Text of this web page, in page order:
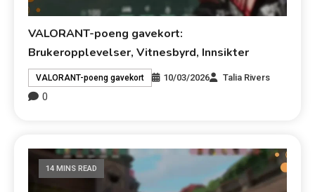
VALORANT-poeng gavekort:
Brukeropplevelser, Vitnesbyrd, Innsikter
VALORANT-poeng gavekort 10/03/2026 Talia Rivers
0
14 MINS READ